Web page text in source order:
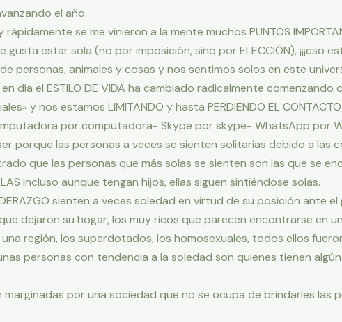
el año.
se me vinieron a la mente muchos PUNTOS
estar sola (no por imposición, sino por ELECCIÓN), ¡¡¡eso
personas, animales y cosas y nos sentimos solos en este
día el ESTILO DE VIDA ha cambiado radicalmente
y nos estamos LIMITANDO y hasta PERDIENDO EL
por computadora- Skype por skype- WhatsApp por
porque las personas a veces se sienten solitarias debido a las
que las personas que más solas se sienten son las que se
incluso aunque tengan hijos, ellas siguen sintiéndose solas.
sienten a veces soledad en virtud de su posición ante el
dejaron su hogar, los muy ricos que parecen encontrarse en
región, los superdotados, los homosexuales, todos ellos
personas con tendencia a la soledad son quienes tienen
por una sociedad que no se ocupa de brindarles las